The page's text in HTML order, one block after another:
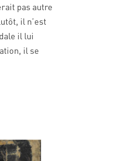
pas autre
il n’est
il lui
il se